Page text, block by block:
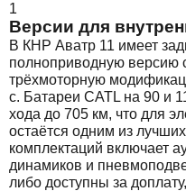
1
Версии для
В КНР Аватр 11 имеет
полноприводную версию
трёхмоторную
с. Батареи CATL на 90 и
хода до 705 км, что для
остаётся одним из
комплектаций включает
динамиков и
либо доступны за